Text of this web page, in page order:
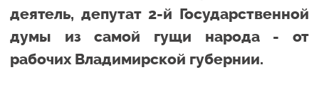
деятель, депутат 2-й Государственной
думы из самой гущи народа - от
рабочих Владимирской губернии.